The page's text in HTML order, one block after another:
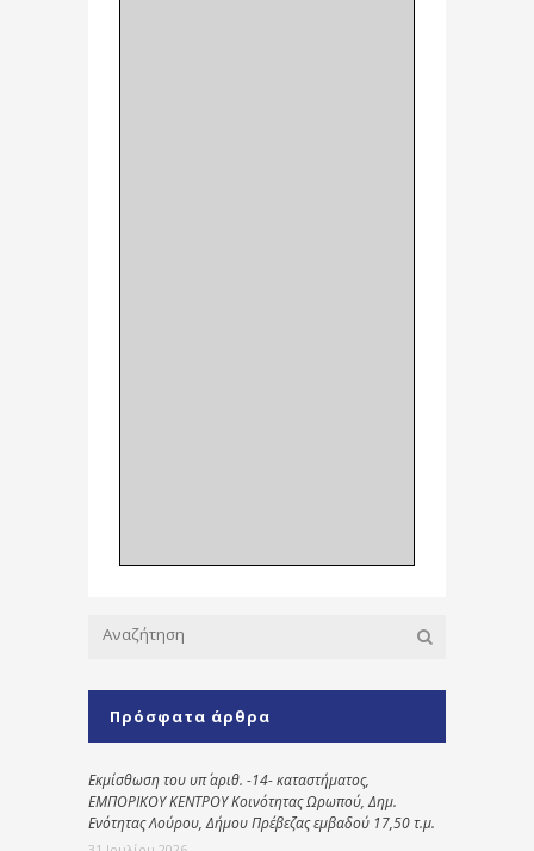
Πρόσφατα άρθρα
Εκμίσθωση του υπ΄ αριθ. -14- καταστήματος,
ΕΜΠΟΡΙΚΟΥ ΚΕΝΤΡΟΥ Κοινότητας Ωρωπού, Δημ.
Ενότητας Λούρου, Δήμου Πρέβεζας εμβαδού 17,50 τ.μ.